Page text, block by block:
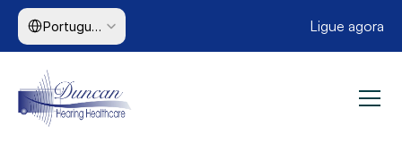
Select Language
Portuguese (Brazil) Ligue agora